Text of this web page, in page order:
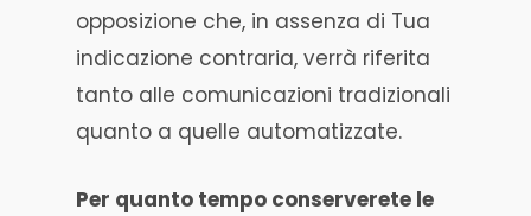
opposizione che, in assenza di Tua
indicazione contraria, verrà riferita
tanto alle comunicazioni tradizionali
quanto a quelle automatizzate.
Per quanto tempo conserverete le